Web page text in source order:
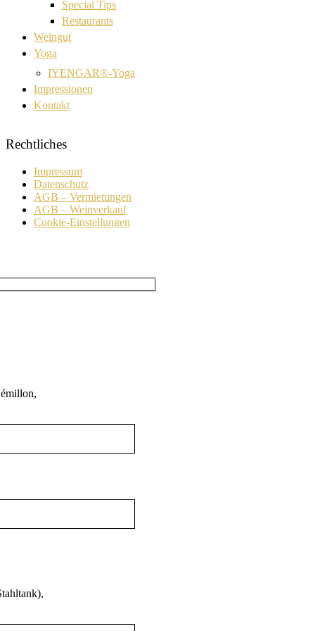
Special Tips
Restaurants
Weingut
Yoga
IYENGAR®-Yoga
Impressionen
Kontakt
Rechtliches
Impressum
Datenschutz
AGB – Vermietungen
AGB – Weinverkauf
Cookie-Einstellungen